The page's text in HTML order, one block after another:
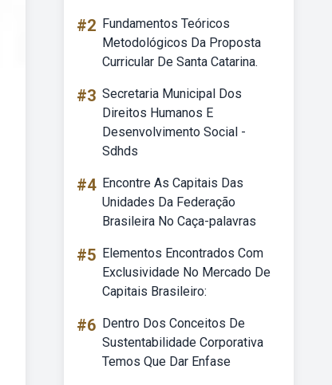
#2 Fundamentos Teóricos
Metodológicos Da Proposta
Curricular De Santa Catarina.
#3 Secretaria Municipal Dos
Direitos Humanos E
Desenvolvimento Social -
Sdhds
#4 Encontre As Capitais Das
Unidades Da Federação
Brasileira No Caça-palavras
#5 Elementos Encontrados Com
Exclusividade No Mercado De
Capitais Brasileiro:
#6 Dentro Dos Conceitos De
Sustentabilidade Corporativa
Temos Que Dar Enfase